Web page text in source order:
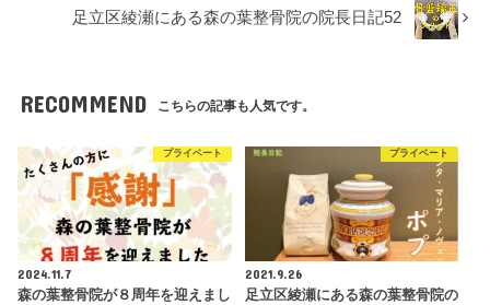
足立区綾瀬にある森の葉整骨院の院長日記52
RECOMMEND こちらの記事も人気です。
プライベート
2024.11.7
森の葉整骨院が８周年を迎えまし
プライベート
2021.9.26
足立区綾瀬にある森の葉整骨院の